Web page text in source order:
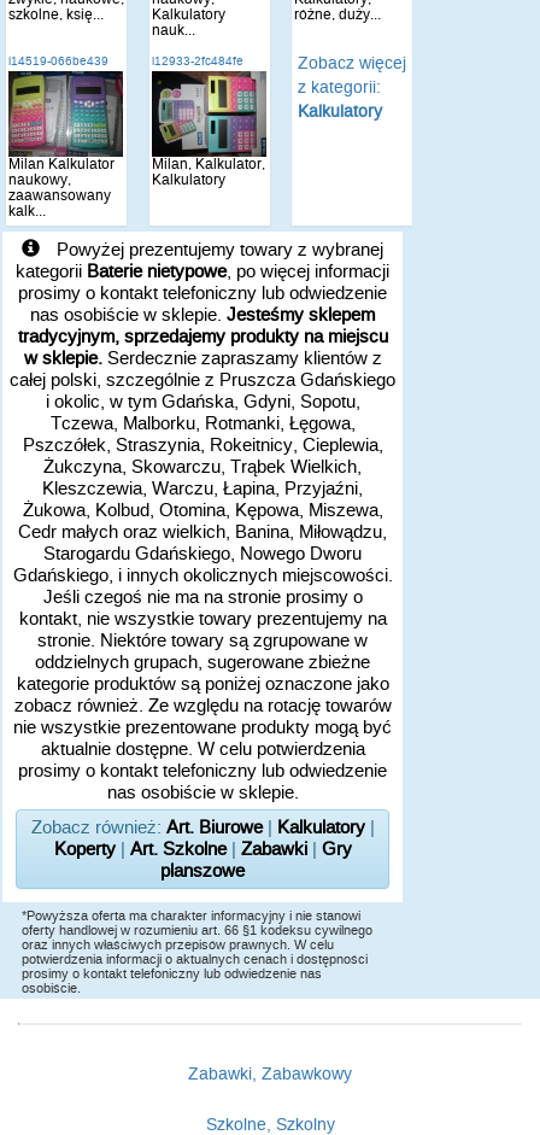
szkolne, księ...
Kalkulatory
nauk...
różne, duży...
i14519-066be439
Milan Kalkulator
naukowy,
zaawansowany
kalk...
i12933-2fc484fe
Milan, Kalkulator,
Kalkulatory
Zobacz więcej
z kategorii:
Kalkulatory
Powyżej prezentujemy towary z wybranej
kategorii Baterie nietypowe, po więcej informacji
prosimy o kontakt telefoniczny lub odwiedzenie
nas osobiście w sklepie. Jesteśmy sklepem
tradycyjnym, sprzedajemy produkty na miejscu
w sklepie.Serdecznie zapraszamy klientów z
całej polski, szczególnie z Pruszcza Gdańskiego
i okolic, w tym Gdańska, Gdyni, Sopotu,
Tczewa, Malborku, Rotmanki, Łęgowa,
Pszczółek, Straszynia, Rokeitnicy, Cieplewia,
Żukczyna, Skowarczu, Trąbek Wielkich,
Kleszczewia, Warczu, Łapina, Przyjaźni,
Żukowa, Kolbud, Otomina, Kępowa, Miszewa,
Cedr małych oraz wielkich, Banina, Miłowądzu,
Starogardu Gdańskiego, Nowego Dworu
Gdańskiego, i innych okolicznych miejscowości.
Jeśli czegoś nie ma na stronie prosimy o
kontakt, nie wszystkie towary prezentujemy na
stronie. Niektóre towary są zgrupowane w
oddzielnych grupach, sugerowane zbieżne
kategorie produktów są poniżej oznaczone jako
zobacz również. Ze względu na rotację towarów
nie wszystkie prezentowane produkty mogą być
aktualnie dostępne. W celu potwierdzenia
prosimy o kontakt telefoniczny lub odwiedzenie
nas osobiście w sklepie.
Zobacz również: Art. Biurowe| Kalkulatory|
Koperty| Art. Szkolne| Zabawki| Gry
planszowe
*Powyższa oferta ma charakter informacyjny i nie stanowi
oferty handlowej w rozumieniu art. 66 §1 kodeksu cywilnego
oraz innych właściwych przepisów prawnych. W celu
potwierdzenia informacji o aktualnych cenach i dostępności
prosimy o kontakt telefoniczny lub odwiedzenie nas
osobiście.
Zabawki, Zabawkowy
Szkolne, Szkolny